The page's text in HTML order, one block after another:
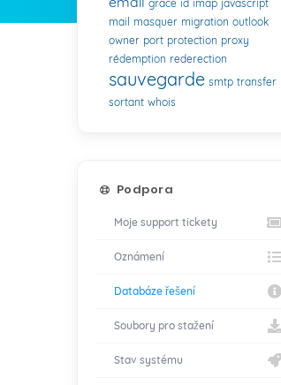
grâce id imap javascript
mail masquer migration outlook
owner port protection proxy
rédemption rederection
sauvegarde smtp transfer
sortant whois
Podpora
Moje support tickety
Oznámení
Databáze řešení
Soubory pro stažení
Stav systému